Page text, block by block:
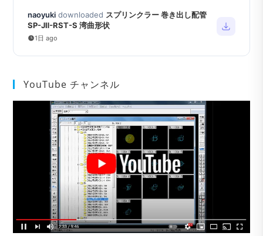
naoyuki downloaded スプリンクラー 巻き出し配管
SP-JⅡ-RST-S 湾曲形状
1日 ago
YouTube チャンネル